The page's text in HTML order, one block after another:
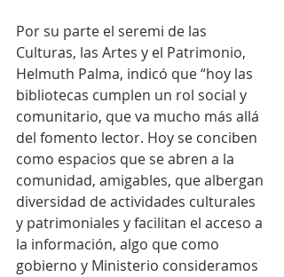
Por su parte el seremi de las
Culturas, las Artes y el Patrimonio,
Helmuth Palma, indicó que “hoy las
bibliotecas cumplen un rol social y
comunitario, que va mucho más allá
del fomento lector. Hoy se conciben
como espacios que se abren a la
comunidad, amigables, que albergan
diversidad de actividades culturales
y patrimoniales y facilitan el acceso a
la información, algo que como
gobierno y Ministerio consideramos